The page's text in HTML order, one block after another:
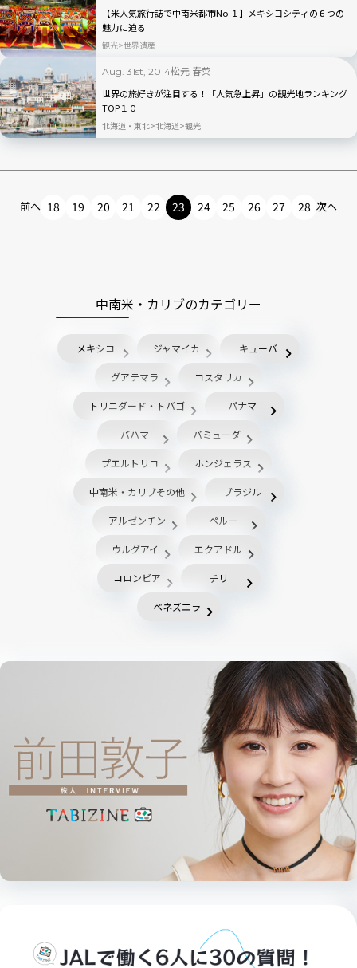
【米人気旅行誌で中南米都市No.１】メキシコシティの６つの
魅力に迫る
観光 世界遺産
Aug. 31st, 2014松元 春菜
世界の旅好きが注目する！「人気急上昇」の観光地ランキング
TOP１０
北海道・東北 北海道 観光
前へ 18 19 20 21 22 23 24 25 26 27 28 次へ
中南米・カリブのカテゴリー
メキシコ ジャマイカ キューバ
グアテマラ コスタリカ
トリニダード・トバゴ パナマ
バハマ バミューダ
プエルトリコ ホンジェラス
中南米・カリブその他 ブラジル
アルゼンチン ペルー
ウルグアイ エクアドル
コロンビア チリ
ベネズエラ